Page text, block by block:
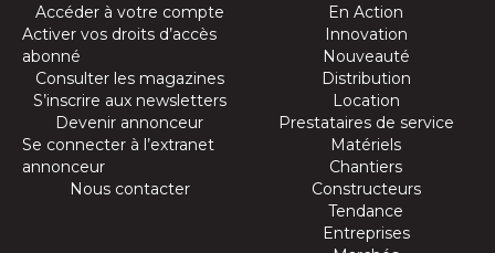
Accéder à votre compte
Activer vos droits d’accès
abonné
Consulter les magazines
S’inscrire aux newsletters
Devenir annonceur
Se connecter à l’extranet
annonceur
Nous contacter
En Action
Innovation
Nouveauté
Distribution
Location
Prestataires de service
Matériels
Chantiers
Constructeurs
Tendance
Entreprises